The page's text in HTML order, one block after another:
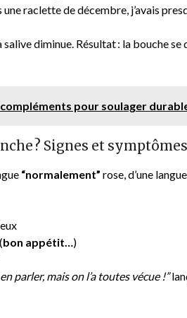
raclette de décembre, j’avais
diminue. Résultat : la bouche se
pour soulager
? Signes et
“normalement” rose, d’une
bon appétit…)
parler, mais on l’a toutes vécue !”